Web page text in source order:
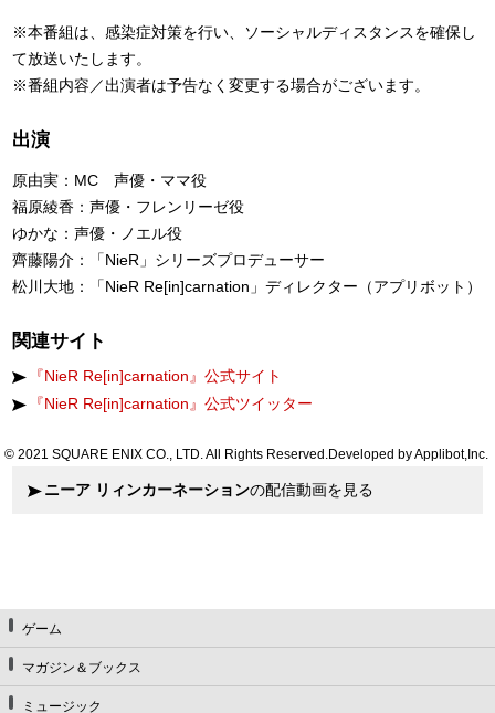
※本番組は、感染症対策を行い、ソーシャルディスタンスを確保し
て放送いたします。
※番組内容／出演者は予告なく変更する場合がございます。
出演
原由実：MC 声優・ママ役
福原綾香：声優・フレンリーゼ役
ゆかな：声優・ノエル役
齊藤陽介：「NieR」シリーズプロデューサー
松川大地：「NieR Re[in]carnation」ディレクター（アプリボット）
関連サイト
『NieR Re[in]carnation』公式サイト
『NieR Re[in]carnation』公式ツイッター
© 2021 SQUARE ENIX CO., LTD. All Rights Reserved.Developed by Applibot,Inc.
ニーア リィンカーネーションの配信動画を見る
ゲーム
マガジン＆ブックス
ミュージック